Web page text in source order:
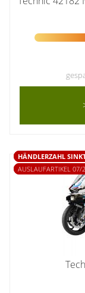
HÄNDLERZAHL
AUSLAUFARTIKEL 07/